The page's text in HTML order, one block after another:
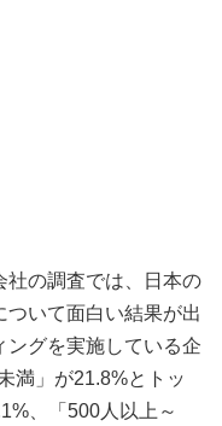
社の調査では、日本の
ついて面白い結果が出
ングを実施している企
満」が21.8%とトッ
、「500人以上～